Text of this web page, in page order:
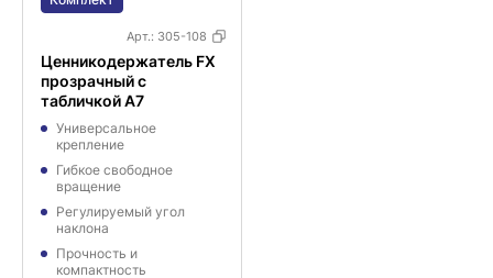
Арт.: 305-108
Ценникодержатель FX
прозрачный с
табличкой A7
Универсальное
крепление
Гибкое свободное
вращение
Регулируемый угол
наклона
Прочность и
компактность